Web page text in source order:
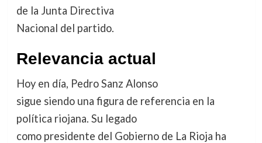
de la Junta Directiva
Nacional del partido.
Relevancia actual
Hoy en día, Pedro Sanz Alonso
sigue siendo una figura de referencia en la
política riojana. Su legado
como presidente del Gobierno de La Rioja ha